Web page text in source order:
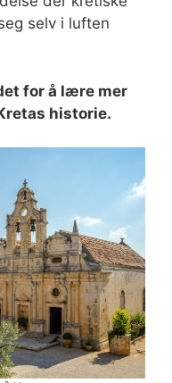
selv i luften
for å lære mer
historie.